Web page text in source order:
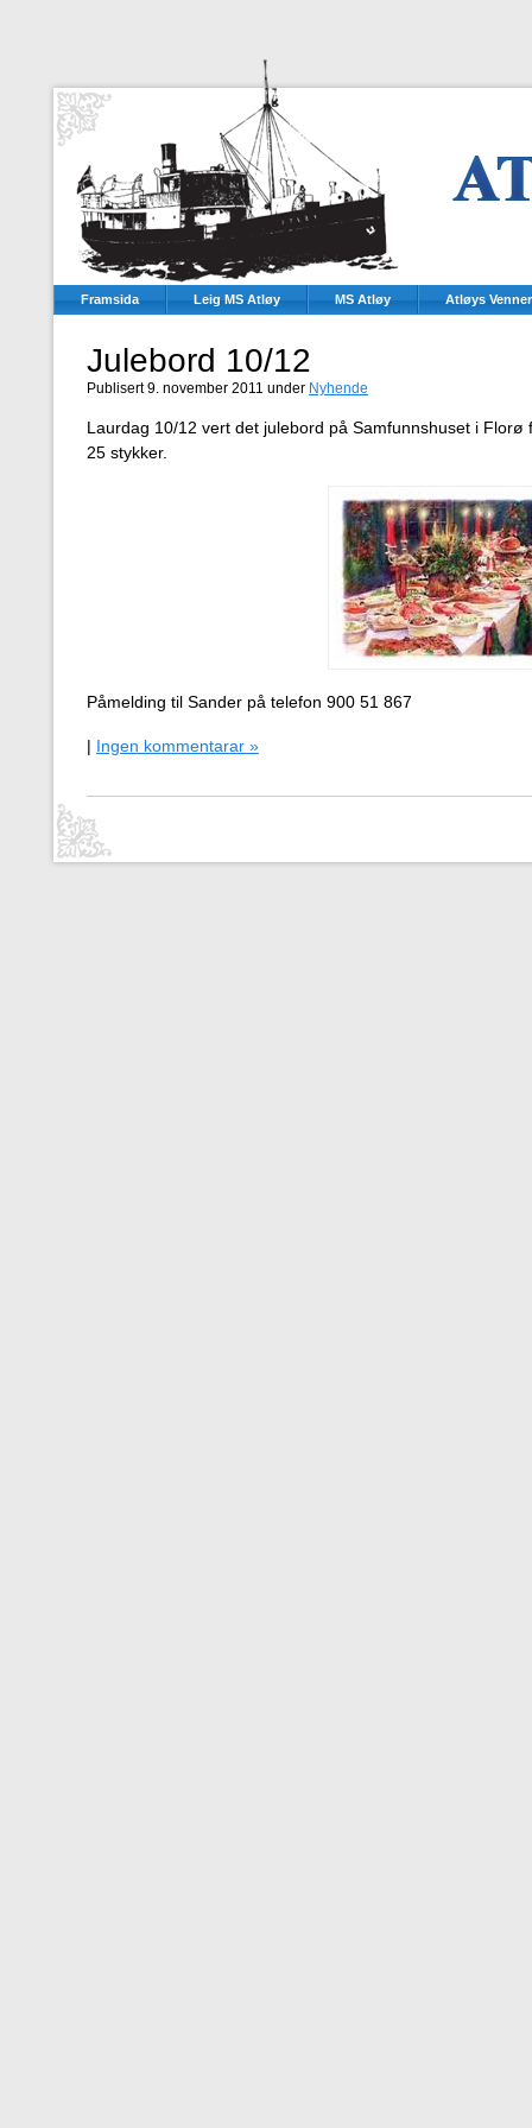
Framsida Leig MS Atløy MS Atløy Atløys Venner
Julebord 10/12
Publisert 9. november 2011 under Nyhende
Laurdag 10/12 vert det julebord på Samfunnshuset i
25 stykker.
Påmelding til Sander på telefon 900 51 867
| Ingen kommentarar »